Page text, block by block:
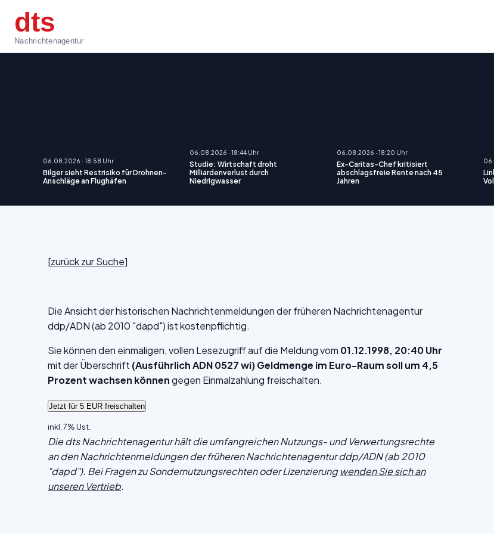
dts
Nachrichtenagentur
06.08.2026 · 18:58 Uhr
Bilger sieht Restrisiko für Drohnen-
Anschläge an Flughäfen
06.08.2026 · 18:44 Uhr
Studie: Wirtschaft droht
Milliardenverlust durch
Niedrigwasser
06.08.2026 · 18:20 Uhr
Ex-Caritas-Chef kritisiert
abschlagsfreie Rente nach 45
Jahren
[zurück zur Suche]
Die Ansicht der historischen Nachrichtenmeldungen der früheren Nachrichtenagentur
ddp/ADN (ab 2010 "dapd") ist kostenpflichtig.
Sie können den einmaligen, vollen Lesezugriff auf die Meldung vom 01.12.1998, 20:40 Uhr
mit der Überschrift (Ausführlich ADN 0527 wi) Geldmenge im Euro-Raum soll um 4,5
Prozent wachsen könnengegen Einmalzahlung freischalten.
inkl. 7% Ust.
Die dts Nachrichtenagentur hält die umfangreichen Nutzungs- und Verwertungsrechte
an den Nachrichtenmeldungen der früheren Nachrichtenagentur ddp/ADN (ab 2010
"dapd"). Bei Fragen zu Sondernutzungsrechten oder Lizenzierungwenden Sie sich an
unseren Vertrieb.